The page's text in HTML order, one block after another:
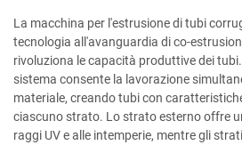
La macchina per l'estrusione di tubi
tecnologia all'avanguardia di co-
rivoluziona le capacità produttive dei
sistema consente la lavorazione
materiale, creando tubi con
ciascuno strato. Lo strato esterno offre
raggi UV e alle intemperie, mentre gli